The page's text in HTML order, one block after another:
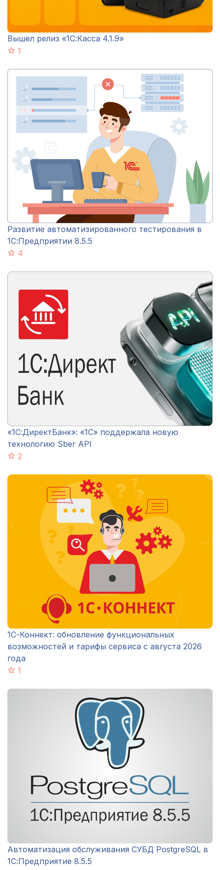
Вышел релиз «1С:Касса 4.1.9»
1
Развитие автоматизированного тестирования в
1С:Предприятии 8.5.5
4
«1С:ДиректБанк»: «1С» поддержала новую
технологию Sber API
2
1С-Коннект: обновление функциональных
возможностей и тарифы сервиса с августа 2026
года
1
Автоматизация обслуживания СУБД PostgreSQL в
1С:Предприятие 8.5.5